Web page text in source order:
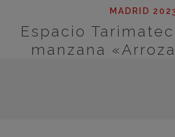
MADRID
Espacio
manzana